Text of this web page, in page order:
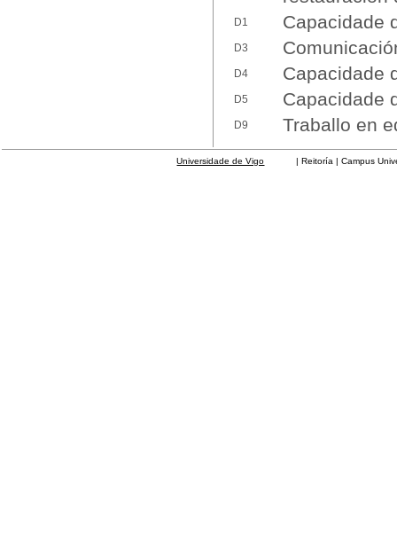
D1 Capacidade
D3
D4 Capacidade
D5 Capacidade
D9 Traballo en
Universidade de Vigo | Reitoría | Campus